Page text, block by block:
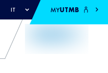
IT MYUTMB